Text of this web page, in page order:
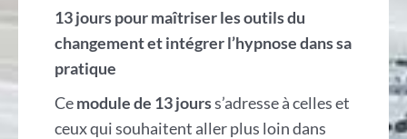
13 jours pour maîtriser les outils du
changement et intégrer l’hypnose dans sa
pratique
Cemodule de 13 jourss’adresse à celles et
ceux qui souhaitent aller plus loin dans